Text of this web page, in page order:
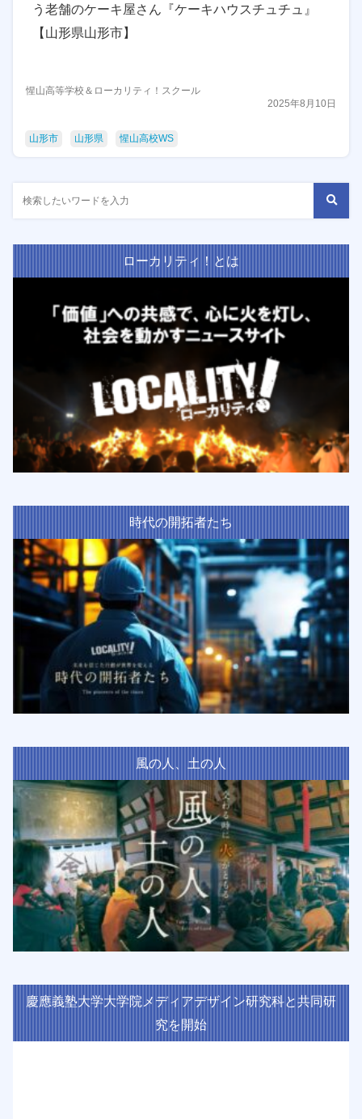
う老舗のケーキ屋さん『ケーキハウスチュチュ』
【山形県山形市】
惺山高等学校＆ローカリティ！スクール
2025年8月10日
山形市 山形県 惺山高校WS
ローカリティ！とは
時代の開拓者たち
風の人、土の人
慶應義塾大学大学院メディアデザイン研究科と共同研
究を開始